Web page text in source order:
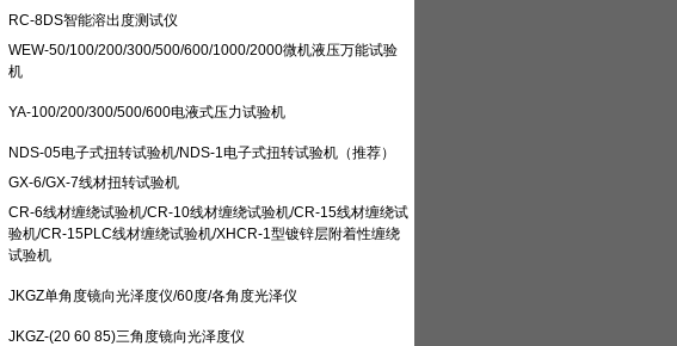
RC-8DS智能溶出度测试仪
WEW-50/100/200/300/500/600/1000/2000微机液压万能试验
机
YA-100/200/300/500/600电液式压力试验机
NDS-05电子式扭转试验机/NDS-1电子式扭转试验机（推荐）
GX-6/GX-7线材扭转试验机
CR-6线材缠绕试验机/CR-10线材缠绕试验机/CR-15线材缠绕试
验机/CR-15PLC线材缠绕试验机/XHCR-1型镀锌层附着性缠绕
试验机
JKGZ单角度镜向光泽度仪/60度/各角度光泽仪
JKGZ-(20 60 85)三角度镜向光泽度仪